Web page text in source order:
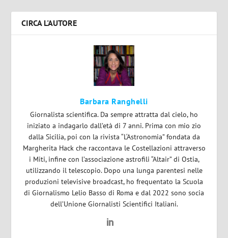
CIRCA L'AUTORE
Barbara Ranghelli
Giornalista scientifica. Da sempre attratta dal cielo, ho
iniziato a indagarlo dall’età di 7 anni. Prima con mio zio
dalla Sicilia, poi con la rivista “L‘Astronomia” fondata da
Margherita Hack che raccontava le Costellazioni attraverso
i Miti, infine con l’associazione astrofili “Altair” di Ostia,
utilizzando il telescopio. Dopo una lunga parentesi nelle
produzioni televisive broadcast, ho frequentato la Scuola
di Giornalismo Lelio Basso di Roma e dal 2022 sono socia
dell’Unione Giornalisti Scientifici Italiani.